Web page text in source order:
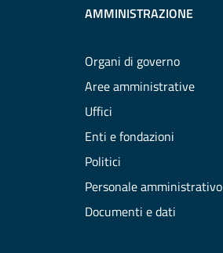
AMMINISTRAZIONE
Organi di governo
Aree amministrative
Uffici
Enti e fondazioni
Politici
Personale amministrativo
Documenti e dati